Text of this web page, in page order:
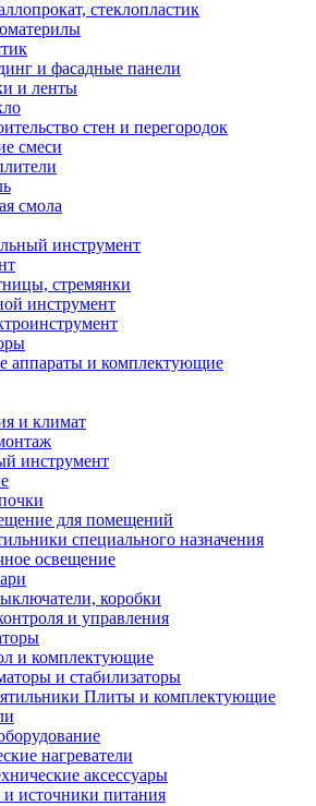
стеклопластик
и фасадные панели
и ленты
стен и перегородок
смеси
смола
инструмент
стремянки
инструмент
аппараты и комплектующие
и климат
инструмент
для помещений
специального назначения
освещение
коробки
и управления
и комплектующие
и стабилизаторы
Плиты и комплектующие
нагреватели
аксессуары
источники питания